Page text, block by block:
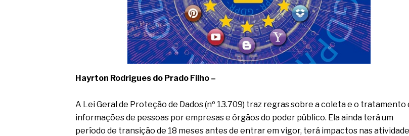
Hayrton Rodrigues do Prado Filho –
A Lei Geral de Proteção de Dados (nº 13.709) traz regras sobre a coleta e o tratamento
informações de pessoas por empresas e órgãos do poder público. Ela ainda terá um
período de transição de 18 meses antes de entrar em vigor, terá impactos nas